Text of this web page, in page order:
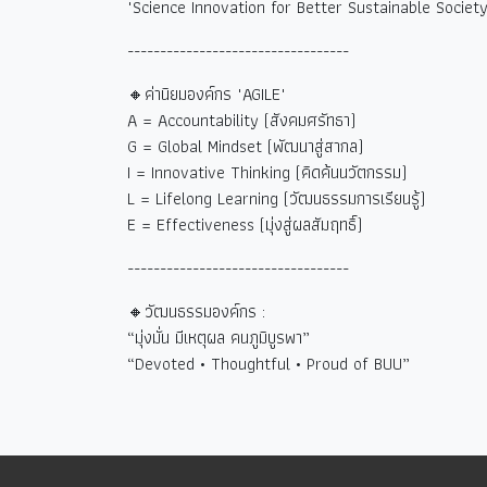
"Science Innovation for Better Sustainable
----------------------------------
🔸ค่านิยมองค์กร "AGILE"
A = Accountability (สังคมศรัทธา)
G = Global Mindset (พัฒนาสู่สากล)
I = Innovative Thinking (คิดค้นนวัตกรรม)
L = Lifelong Learning (วัฒนธรรมการเรียนรู้)
E = Effectiveness (มุ่งสู่ผลสัมฤทธิ์)
----------------------------------
🔸วัฒนธรรมองค์กร :
“มุ่งมั่น มีเหตุผล คนภูมิบูรพา”
“Devoted • Thoughtful • Proud of BUU”